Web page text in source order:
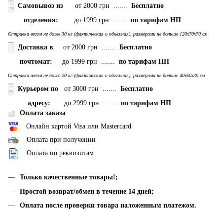
Самовывоз из от 2000 грн ....... Бесплатно
отделения: до 1999 грн ....... по тарифам НП
Отправка весом не более 30 кг (фактическая и объемная), размерами не больше 120х70х70 см
Доставка в от 2000 грн ....... Бесплатно
почтомат: до 1999 грн ....... по тарифам НП
Отправка весом не более 20 кг (фактическая и объемная), размерами не больше 40х60х30 см
Курьером по от 3000 грн ....... Бесплатно
адресу: до 2999 грн ....... по тарифам НП
Оплата заказа
Онлайн картой Visa или Mastercard
Оплата при получении
Оплата по реквизитам
Только качественные товары!;
Простой возврат/обмен в течение 14 дней;
Оплата после проверки товара наложенным платежом.